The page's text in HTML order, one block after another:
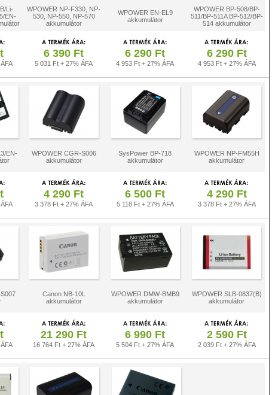
Li-
EN-
WPOWER NP-F330, NP-
530, NP-550, NP-570
akkumulátor
WPOWER EN-EL9
akkumulátor
WPOWER BP-508/BP-
511/BP-511A BP-512/BP-
514 akkumulátor
6 390 Ft
5 031 Ft + 27% ÁFA
6 290 Ft
4 953 Ft + 27% ÁFA
6 290 Ft
4 953 Ft + 27% ÁFA
EN-
WPOWER CGR-S006
akkumulátor
SysPower BP-718
akkumulátor
WPOWER NP-FM55H
akkumulátor
4 290 Ft
3 378 Ft + 27% ÁFA
6 500 Ft
5 118 Ft + 27% ÁFA
4 290 Ft
3 378 Ft + 27% ÁFA
Canon NB-10L
akkumulátor
WPOWER DMW-BMB9
akkumulátor
WPOWER SLB-0837(B)
akkumulátor
21 290 Ft
16 764 Ft + 27% ÁFA
6 990 Ft
5 504 Ft + 27% ÁFA
2 590 Ft
2 039 Ft + 27% ÁFA